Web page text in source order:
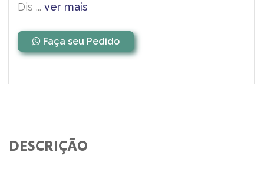
Dis ... ver mais
Faça seu Pedido
DESCRIÇÃO